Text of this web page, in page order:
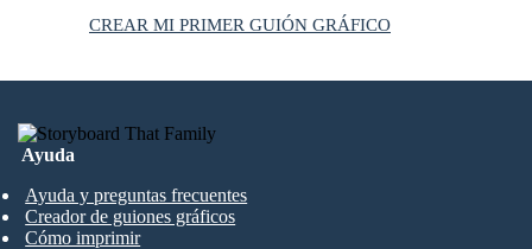
CREAR MI PRIMER GUIÓN GRÁFICO
Ayuda
Ayuda y preguntas frecuentes
Creador de guiones gráficos
Cómo imprimir